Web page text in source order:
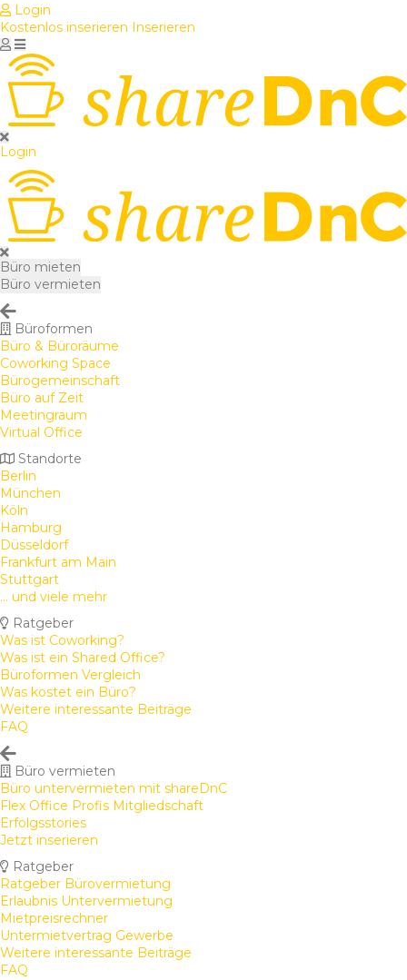
Login
Kostenlos inserieren Inserieren
Login
Büro mieten
Büro vermieten
Büroformen
Büro & Büroräume
Coworking Space
Bürogemeinschaft
Büro auf Zeit
Meetingraum
Virtual Office
Standorte
Berlin
München
Köln
Hamburg
Düsseldorf
Frankfurt am Main
Stuttgart
... und viele mehr
Ratgeber
Was ist Coworking?
Was ist ein Shared Office?
Büroformen Vergleich
Was kostet ein Büro?
Weitere interessante Beiträge
FAQ
Büro vermieten
Büro untervermieten mit shareDnC
Flex Office Profis Mitgliedschaft
Erfolgsstories
Jetzt inserieren
Ratgeber
Ratgeber Bürovermietung
Erlaubnis Untervermietung
Mietpreisrechner
Untermietvertrag Gewerbe
Weitere interessante Beiträge
FAQ